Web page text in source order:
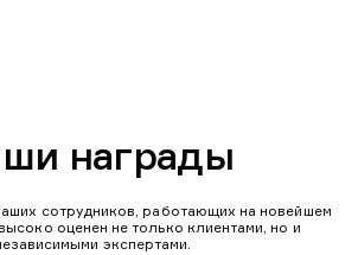
награды
сотрудников, работающих на новейшем
оценен не только клиентами, но и
экспертами.